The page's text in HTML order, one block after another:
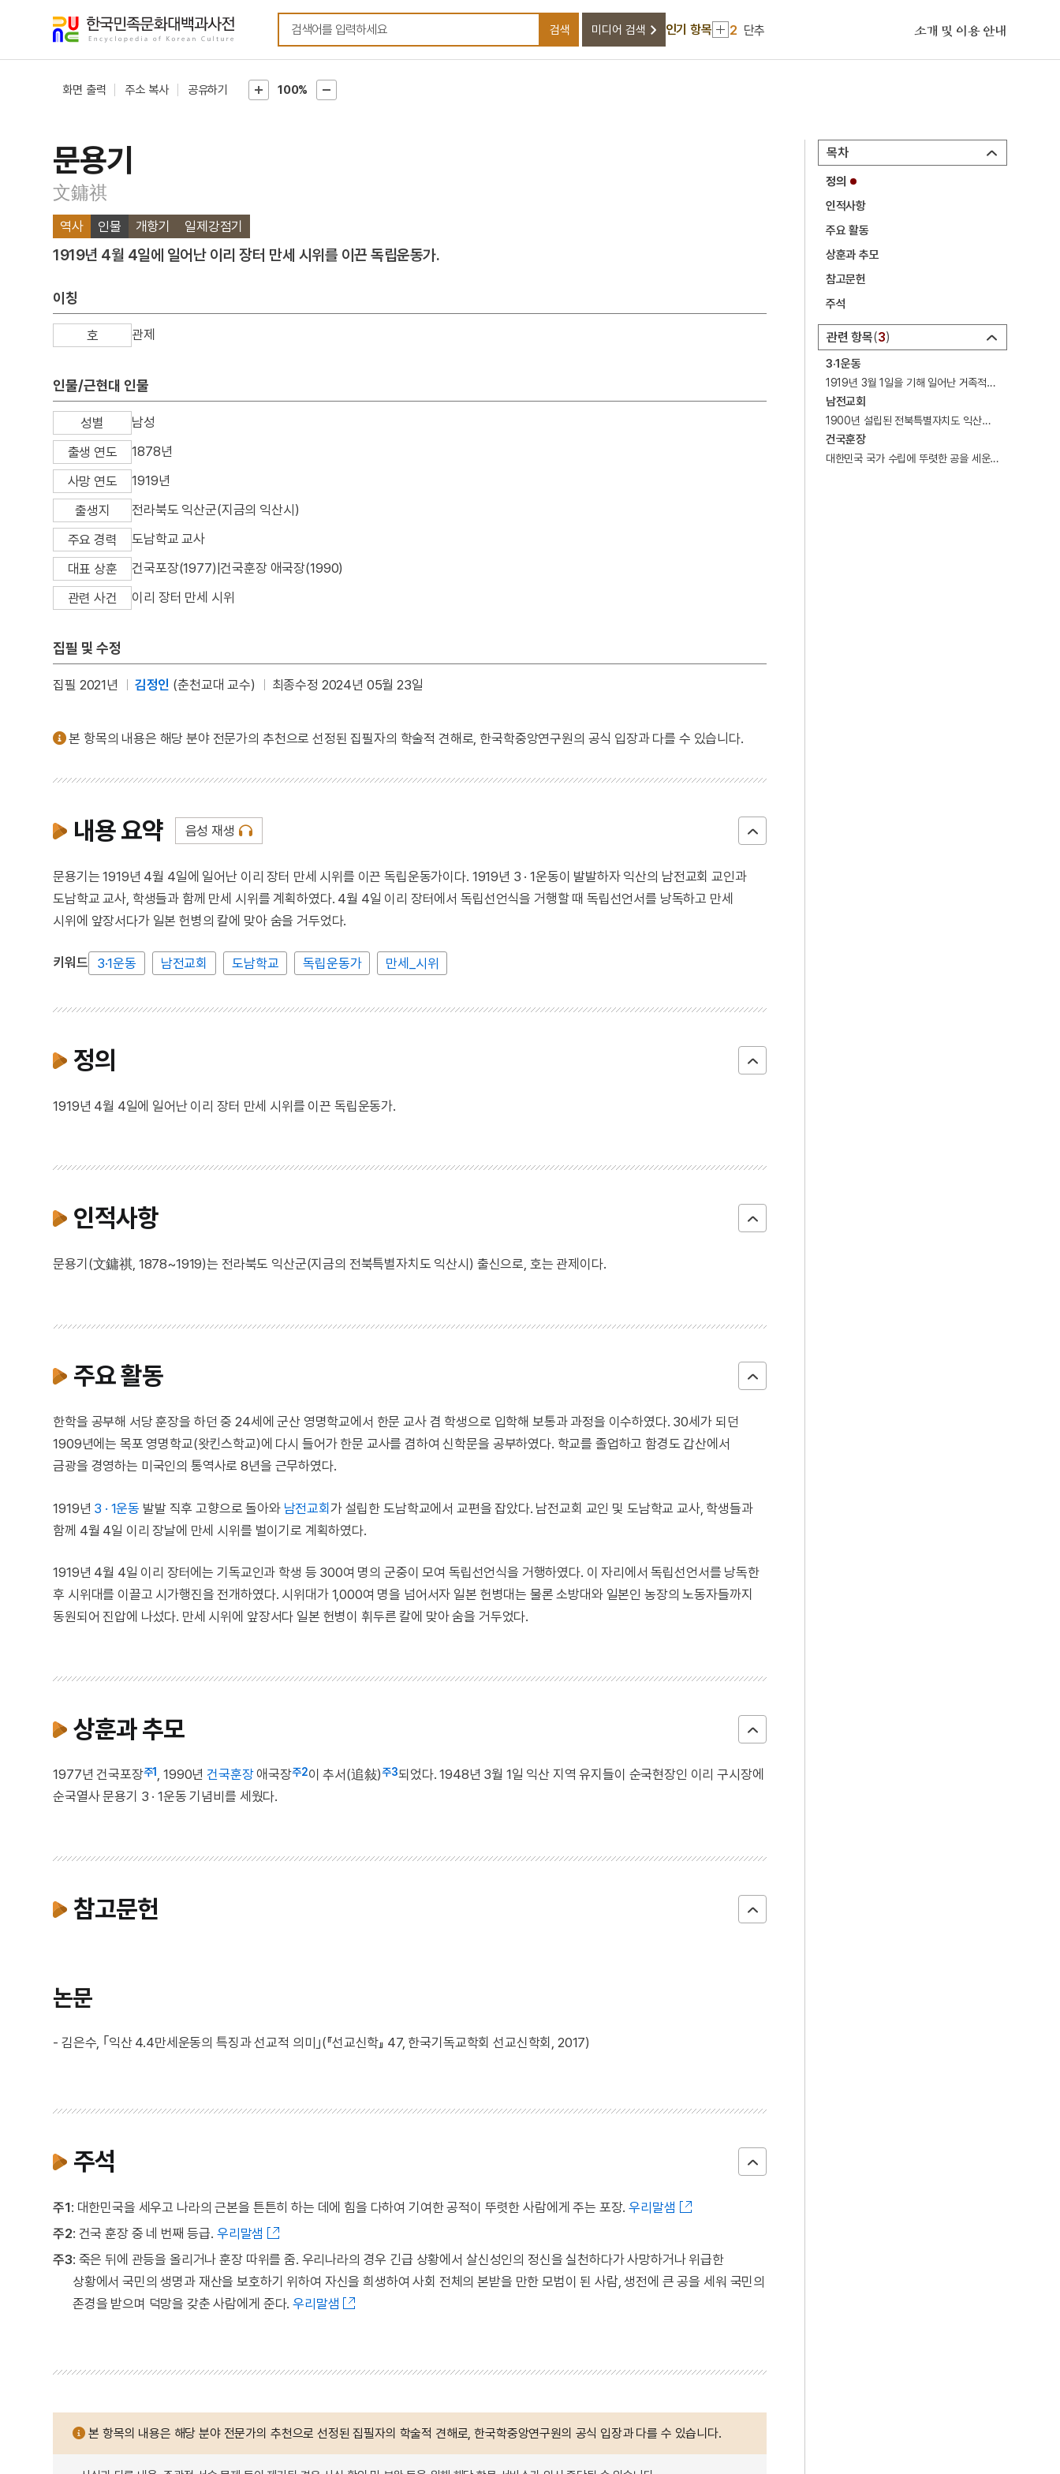
검색어를 입력하세요
검색 미디어 검색 인기 항목
2 단추
3 에바다학교
소개 및 이용 안내
화면 출력 주소 복사 공유하기 100%
목차
정의
인적사항
주요 활동
상훈과 추모
참고문헌
주석
관련 항목 3
3·1운동
1919년 3월 1일을 기해 일어난 거족적인 독립만세운동.
남전교회
1900년 설립된 전북특별자치도 익산시 오산면 남전리의 장로교회.
건국훈장
대한민국 국가 수립에 뚜렷한 공을 세운 자나 국가의 기초를 다지는 데 뚜렷한 공적이 있는 자에게 수여하는 훈장.
문용기
文鏞祺
역사 인물 개항기 일제강점기
1919년 4월 4일에 일어난 이리 장터 만세 시위를 이끈 독립운동가.
이칭
호 관제
인물/근현대 인물
성별
남성
출생 연도
1878년
사망 연도
1919년
출생지
전라북도 익산군(지금의 익산시)
주요 경력
도남학교 교사
대표 상훈
건국포장(1977)|건국훈장 애국장(1990)
관련 사건
이리 장터 만세 시위
집필 및 수정
집필 2021년 김정인 (춘천교대 교수) 최종수정 2024년 05월 23일
본 항목의 내용은 해당 분야 전문가의 추천으로 선정된 집필자의 학술적 견해로, 한국학중앙연구원의 공식 입장과 다를 수 있습니다.
내용 요약 음성 재생
문용기는 1919년 4월 4일에 일어난 이리 장터 만세 시위를 이끈 독립운동가이다. 1919년 3 · 1운동이 발발하자 익산의 남전교회 교인과
도남학교 교사, 학생들과 함께 만세 시위를 계획하였다. 4월 4일 이리 장터에서 독립선언식을 거행할 때 독립선언서를 낭독하고 만세
시위에 앞장서다가 일본 헌병의 칼에 맞아 숨을 거두었다.
키워드 3·1운동 남전교회 도남학교 독립운동가 만세_시위
정의
1919년 4월 4일에 일어난 이리 장터 만세 시위를 이끈 독립운동가.
인적사항
문용기(文鏞祺, 1878~1919)는 전라북도 익산군(지금의 전북특별자치도 익산시) 출신으로, 호는 관제이다.
주요 활동
한학을 공부해 서당 훈장을 하던 중 24세에 군산 영명학교에서 한문 교사 겸 학생으로 입학해 보통과 과정을 이수하였다. 30세가 되던
1909년에는 목포 영명학교(왓킨스학교)에 다시 들어가 한문 교사를 겸하여 신학문을 공부하였다. 학교를 졸업하고 함경도 갑산에서
금광을 경영하는 미국인의 통역사로 8년을 근무하였다.
1919년 3 · 1운동 발발 직후 고향으로 돌아와 남전교회가 설립한 도남학교에서 교편을 잡았다. 남전교회 교인 및 도남학교 교사, 학생들과
함께 4월 4일 이리 장날에 만세 시위를 벌이기로 계획하였다.
1919년 4월 4일 이리 장터에는 기독교인과 학생 등 300여 명의 군중이 모여 독립선언식을 거행하였다. 이 자리에서 독립선언서를 낭독한
후 시위대를 이끌고 시가행진을 전개하였다. 시위대가 1,000여 명을 넘어서자 일본 헌병대는 물론 소방대와 일본인 농장의 노동자들까지
동원되어 진압에 나섰다. 만세 시위에 앞장서다 일본 헌병이 휘두른 칼에 맞아 숨을 거두었다.
상훈과 추모
1977년 건국포장주1 , 1990년건국훈장애국장주2이 추서(追敍)주3되었다. 1948년 3월 1일 익산 지역 유지들이 순국현장인 이리 구시장에
순국열사 문용기 3 · 1운동 기념비를 세웠다.
참고문헌
논문
- 김은수, ｢익산 4.4만세운동의 특징과 선교적 의미｣(『선교신학』 47, 한국기독교학회 선교신학회, 2017)
주석
주1: 대한민국을 세우고 나라의 근본을 튼튼히 하는 데에 힘을 다하여 기여한 공적이 뚜렷한 사람에게 주는 포장.우리말샘
주2: 건국 훈장 중 네 번째 등급. 우리말샘
주3: 죽은 뒤에 관등을 올리거나 훈장 따위를 줌. 우리나라의 경우 긴급 상황에서 살신성인의 정신을 실천하다가 사망하거나 위급한
상황에서 국민의 생명과 재산을 보호하기 위하여 자신을 희생하여 사회 전체의 본받을 만한 모범이 된 사람, 생전에 큰 공을 세워 국민의
존경을 받으며 덕망을 갖춘 사람에게 준다.우리말샘
본 항목의 내용은 해당 분야 전문가의 추천으로 선정된 집필자의 학술적 견해로, 한국학중앙연구원의 공식 입장과 다를 수 있습니다.